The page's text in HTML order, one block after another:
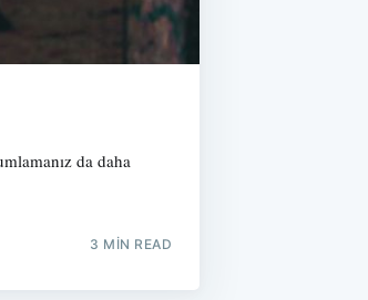
da daha
3 MIN READ